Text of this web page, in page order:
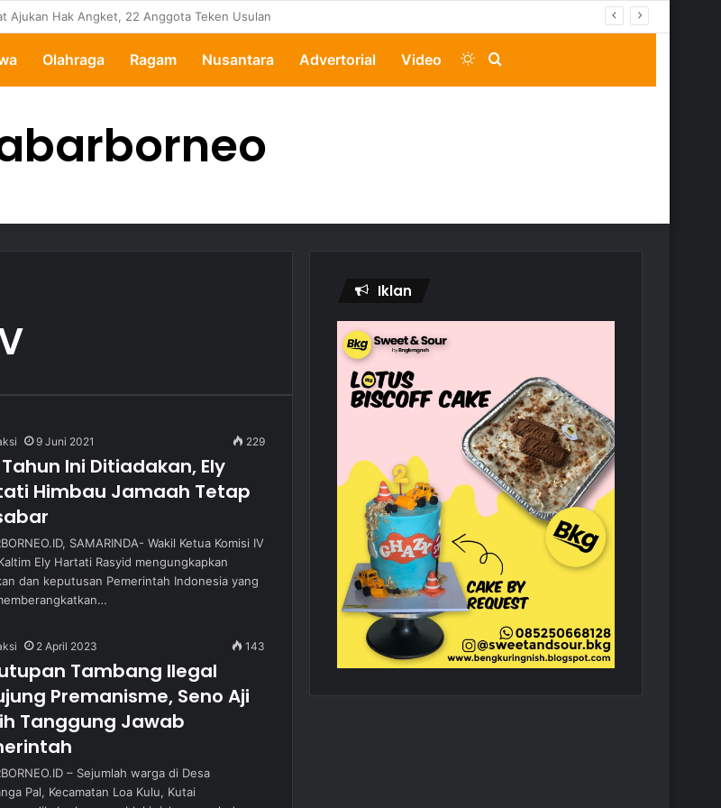
Samarinda Dalami Data Kredit Macet Bankaltimtara
Olahraga Ragam Nusantara Advertorial Video Search
Switch
9 Juni 2021 229
Ini Ditiadakan, Ely
Himbau Jamaah Tetap
SAMARINDA- Wakil Ketua Komisi IV
Ely Hartati Rasyid mengungkapkan
dan keputusan Pemerintah Indonesia yang
2 April 2023 143
Tambang Ilegal
Premanisme, Seno Aji
Tanggung Jawab
– Sejumlah warga di Desa
Pal, Kecamatan Loa Kulu, Kutai
Iklan